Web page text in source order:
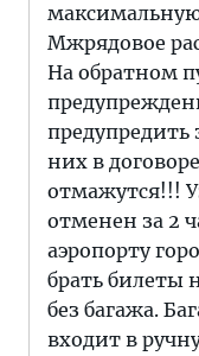
Мжрядовое
На обратном
предупредить
них в
отмажутся!!!
отменен за 2
аэропорту
брать билеты
без багажа.
входит в